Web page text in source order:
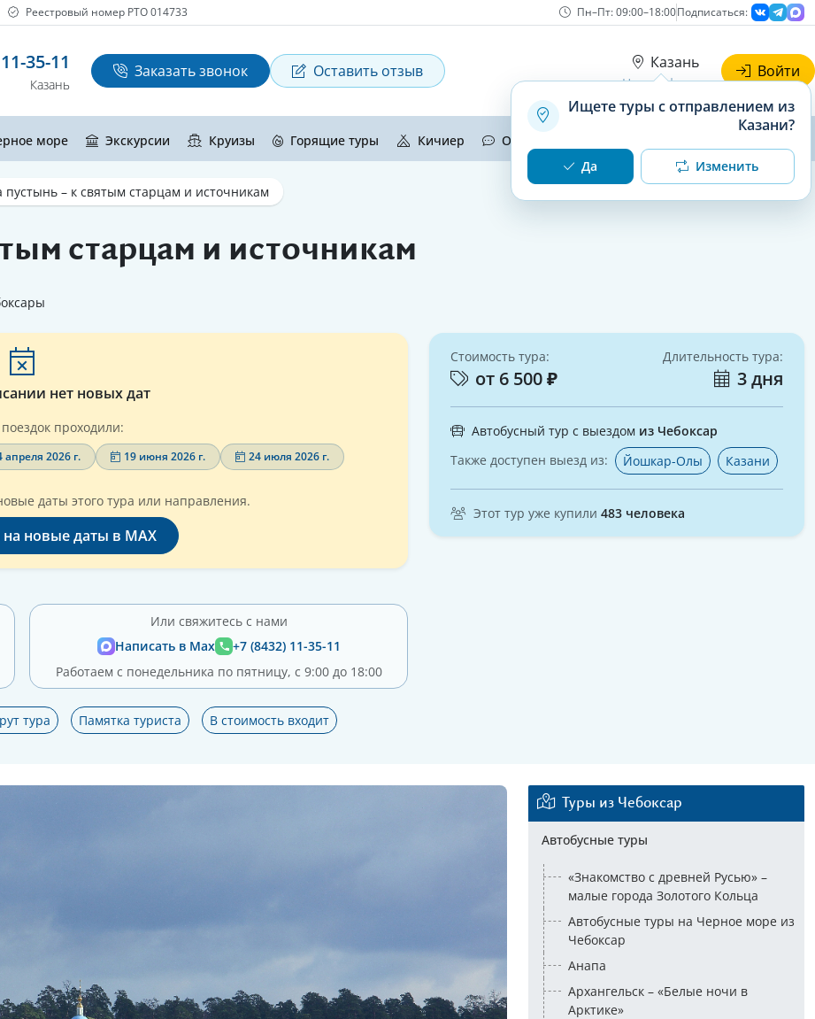
Реестровый номер РТО 014733 Пн–Пт: 09:00–18:00Подписаться:
35-11
Казань
Заказать звонок Оставить отзыв Казань
Ищете туры с отправлением из
Казани?
Да Изменить
Наши офисы
Войти
море Экскурсии Круизы Горящие туры Кичиер Отзывы
– к святым старцам и источникам
старцам и источникам
нет новых дат
проходили:
апреля 2026 г. 19 июня 2026 г. 24 июля 2026 г.
даты этого тура или направления.
новые даты в MAX
Или свяжитесь с нами
Написать в Max
+7 (8432) 11-35-11
Работаем с понедельника по пятницу, с 9:00 до 18:00
тура Памятка туриста В стоимость входит
Стоимость тура:
от 6 500 ₽
Длительность тура:
3 дня
Автобусный тур с выездом из Чебоксар
Также доступен выезд из:
Йошкар-Олы Казани
Этот тур уже купили 483 человека
Туры из Чебоксар
Автобусные туры
«Знакомство с древней Русью» –
малые города Золотого Кольца
Автобусные туры на Черное море из
Чебоксар
Анапа
Архангельск – «Белые ночи в
Арктике»